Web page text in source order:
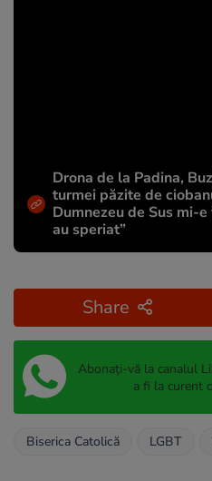
Drona de la Padina,
turmei păzite de
Dumnezeu de Sus mi-
au speriat”
Share
Abonați-vă la canalul
a fi la curent
Biserica Catolică LGBT